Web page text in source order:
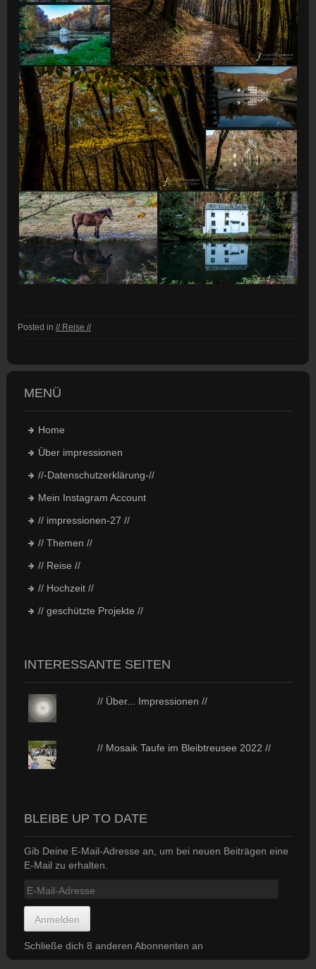
Posted in // Reise //
MENÜ
Home
Über impressionen
//-Datenschutzerklärung-//
Mein Instagram Account
// impressionen-27 //
// Themen //
// Reise //
// Hochzeit //
// geschützte Projekte //
INTERESSANTE SEITEN
// Über... Impressionen //
// Mosaik Taufe im Bleibtreusee 2022 //
BLEIBE UP TO DATE
Gib Deine E-Mail-Adresse an, um bei neuen Beiträgen eine
E-Mail zu erhalten.
E-
Adresse
Anmelden
Schließe dich 8 anderen Abonnenten an